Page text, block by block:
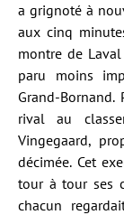
a grignoté à
aux cinq
montre de
paru moins
Grand-
rival au
Vingegaard,
décimée. Cet
tour à tour ses
chacun